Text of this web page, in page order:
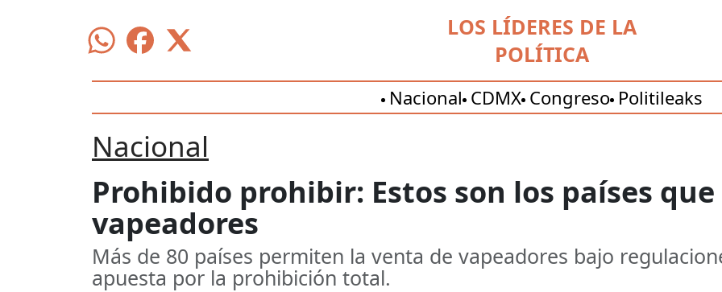
LOS LÍDERES DE LA
POLÍTICA
Nacional CDMX Congreso Politileaks
Nacional
Prohibido prohibir: Estos son los países
vapeadores
Más de 80 países permiten la venta de vapeadores bajo
apuesta por la prohibición total.